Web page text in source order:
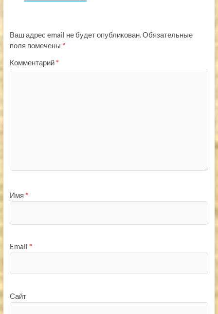
Ваш адрес email не будет опубликован.Обязательные
поля помечены *
Комментарий *
Имя *
Email *
Сайт